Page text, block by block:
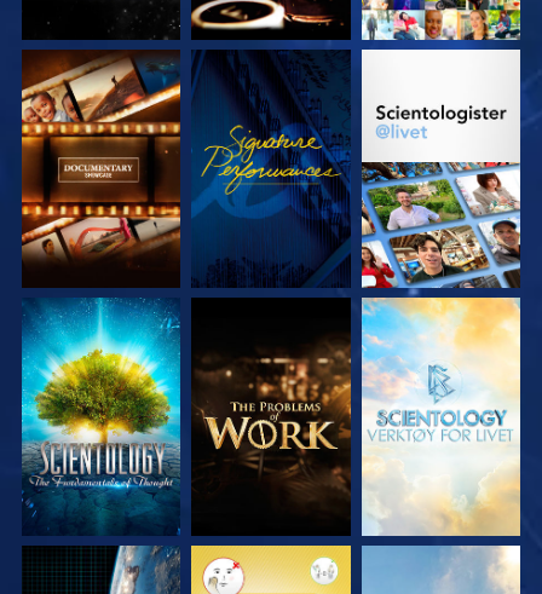
UTFORSK SERIEN SE UTFORSK SERIEN
UTFORSK SERIEN UTFORSK SERIEN UTFORSK SERIEN